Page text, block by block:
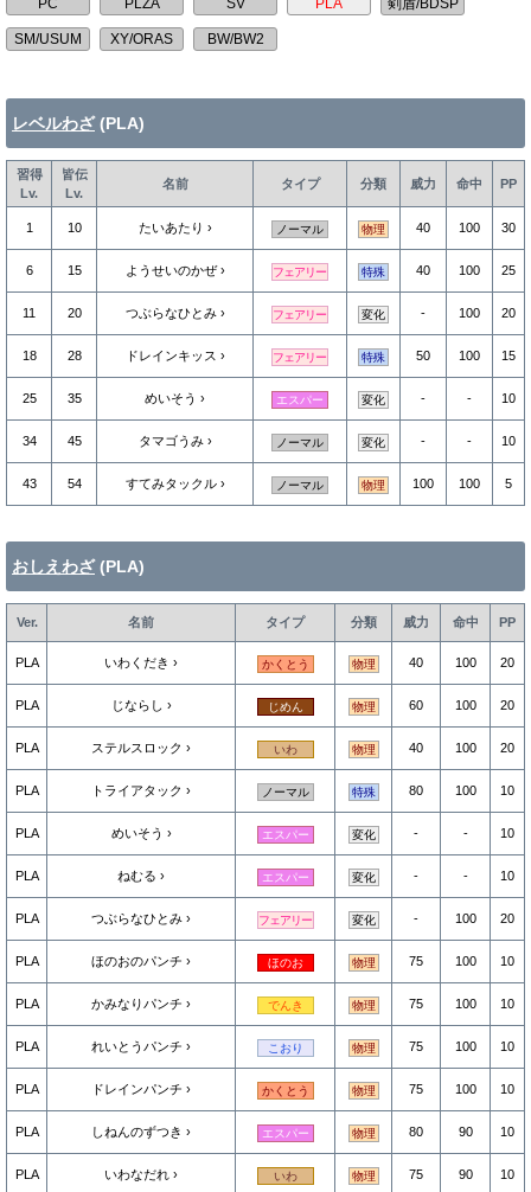
レベルわざ(PLA)
習得
Lv.
皆伝
Lv.
名前 タイプ 分類 威力 命中 PP
1 10 たいあたり ノーマル 物理 40 100 30
6 15 ようせいのかぜ フェアリー 特殊 40 100 25
11 20 つぶらなひとみ フェアリー 変化 - 100 20
18 28 ドレインキッス フェアリー 特殊 50 100 15
25 35 めいそう エスパー 変化 - - 10
34 45 タマゴうみ ノーマル 変化 - - 10
43 54 すてみタックル ノーマル 物理 100 100 5
おしえわざ(PLA)
Ver. 名前 タイプ 分類 威力 命中 PP
PLA いわくだき かくとう 物理 40 100 20
PLA じならし じめん 物理 60 100 20
PLA ステルスロック いわ 物理 40 100 20
PLA トライアタック ノーマル 特殊 80 100 10
PLA めいそう エスパー 変化 - - 10
PLA ねむる エスパー 変化 - - 10
PLA つぶらなひとみ フェアリー 変化 - 100 20
PLA ほのおのパンチ ほのお 物理 75 100 10
PLA かみなりパンチ でんき 物理 75 100 10
PLA れいとうパンチ こおり 物理 75 100 10
PLA ドレインパンチ かくとう 物理 75 100 10
PLA しねんのずつき エスパー 物理 80 90 10
PLA いわなだれ いわ 物理 75 90 10